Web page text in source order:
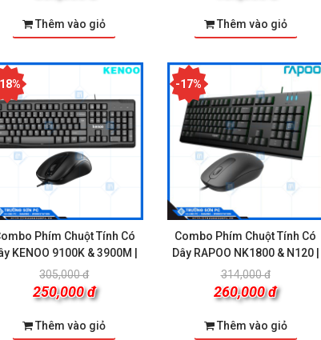
Thêm vào giỏ Thêm vào giỏ
Phím Chuột Tính Có
KENOO 9100K & 3900M |
USB
305,000 đ
250,000 đ
Thêm vào giỏ
-17%
Combo Phím Chuột Tính Có
Dây RAPOO NK1800 & N120 |
USB
314,000 đ
260,000 đ
Thêm vào giỏ